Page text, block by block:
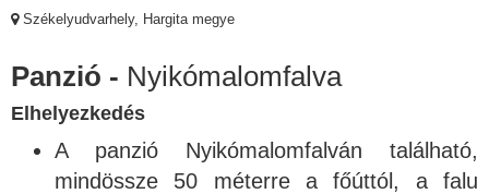
Székelyudvarhely, Hargita megye
Panzió - Nyikómalomfalva
Elhelyezkedés
A panzió Nyikómalomfalván található,
mindössze 50 méterre a főúttól, a falu